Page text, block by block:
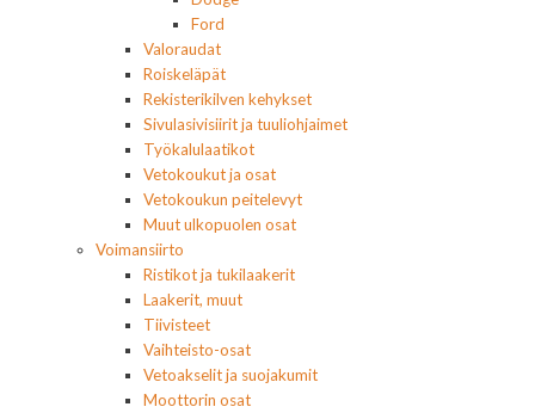
Ford
Valoraudat
Roiskeläpät
Rekisterikilven kehykset
Sivulasivisiirit ja tuuliohjaimet
Työkalulaatikot
Vetokoukut ja osat
Vetokoukun peitelevyt
Muut ulkopuolen osat
Voimansiirto
Ristikot ja tukilaakerit
Laakerit, muut
Tiivisteet
Vaihteisto-osat
Vetoakselit ja suojakumit
Moottorin osat